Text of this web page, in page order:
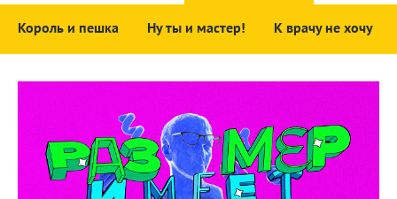
Король и пешка Ну ты и мастер! К врачу не хочу